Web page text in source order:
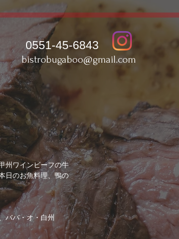
0551-45-6843
bistrobugaboo@gmail.com
州ワインビーフの牛
日のお魚料理、鴨の
ババ・オ・白州